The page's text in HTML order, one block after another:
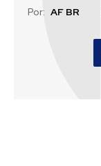
Por: AF BR